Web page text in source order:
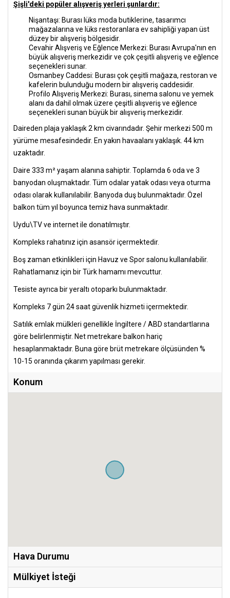
Şişli'deki popüler alışveriş yerleri şunlardır:
Nişantaşı: Burası lüks moda butiklerine, tasarımcı
mağazalarına ve lüks restoranlara ev sahipliği yapan üst
düzey bir alışveriş bölgesidir.
Cevahir Alışveriş ve Eğlence Merkezi: Burası Avrupa'nın en
büyük alışveriş merkezidir ve çok çeşitli alışveriş ve eğlence
seçenekleri sunar.
Osmanbey Caddesi: Burası çok çeşitli mağaza, restoran ve
kafelerin bulunduğu modern bir alışveriş caddesidir.
Profilo Alışveriş Merkezi: Burası, sinema salonu ve yemek
alanı da dahil olmak üzere çeşitli alışveriş ve eğlence
seçenekleri sunan büyük bir alışveriş merkezidir.
Daireden plaja yaklaşık 2 km civarındadır. Şehir merkezi 500 m
yürüme mesafesindedir. En yakın havaalanı yaklaşık. 44 km
uzaktadır.
Daire 333 m² yaşam alanına sahiptir. Toplamda 6 oda ve 3
banyodan oluşmaktadır. Tüm odalar yatak odası veya oturma
odası olarak kullanılabilir. Banyoda duş bulunmaktadır. Özel
balkon tüm yıl boyunca temiz hava sunmaktadır.
Uydu\TV ve internet ile donatılmıştır.
Kompleks rahatınız için asansör içermektedir.
Boş zaman etkinlikleri için Havuz ve Spor salonu kullanılabilir.
Rahatlamanız için bir Türk hamamı mevcuttur.
Tesiste ayrıca bir yeraltı otoparkı bulunmaktadır.
Kompleks 7 gün 24 saat güvenlik hizmeti içermektedir.
Satılık emlak mülkleri genellikle İngiltere / ABD standartlarına
göre belirlenmiştir. Net metrekare balkon hariç
hesaplanmaktadır. Buna göre brüt metrekare ölçüsünden %
10-15 oranında çıkarım yapılması gerekir.
Konum
Hava Durumu
Mülkiyet İsteği